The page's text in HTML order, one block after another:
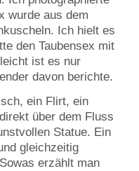
wurde aus dem
Ich hielt es
den Taubensex mit
ist es nur
davon berichte.
ein Flirt, ein
über dem Fluss
Statue. Ein
gleichzeitig
erzählt man